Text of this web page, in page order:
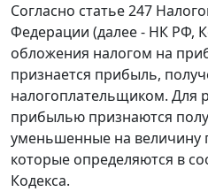
Согласно статье 247
Федерации (далее - НК РФ,
обложения налогом на
признается прибыль,
налогоплательщиком. Для
прибылью признаются
уменьшенные на величину
которые определяются в
Кодекса.